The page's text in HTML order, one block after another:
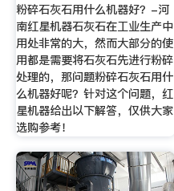
粉碎石灰石用什么机器好？-河
南红星机器石灰石在工业生产中
用处非常的大，然而大部分的使
用都是需要将石灰石先进行粉碎
处理的，那问题粉碎石灰石用什
么机器好呢？针对这个问题，红
星机器给出以下解答，仅供大家
选购参考！